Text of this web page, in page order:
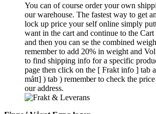
You can of course order your own
our warehouse. The fastest way to get
lock up price your self online simply
want in the cart and continue to the Cart
and then you can se the combined
remember to add 20% in weight and
to find shipping info for a specific
page then click on the [ Frakt info ] tab
mått] ) tab ) rememberto check the
our address.